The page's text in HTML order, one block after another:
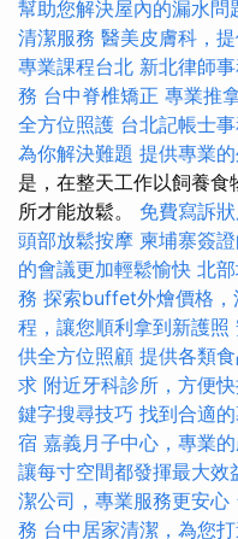
幫助您解決屋內的漏水問
清潔服務 醫美皮膚科，
專業課程台北 新北律師
務 台中脊椎矯正 專業推
全方位照護 台北記帳士
為你解決難題 提供專業
是，在整天工作以飼養
所才能放鬆。 免費寫訴
頭部放鬆按摩 柬埔寨簽
的會議更加輕鬆愉快 北
務 探索buffet外燴價格，
程，讓您順利拿到新護照
供全方位照顧 提供各類
求 附近牙科診所，方便
鍵字搜尋技巧 找到合適
宿 嘉義月子中心，專業
讓每寸空間都發揮最大效
潔公司，專業服務更安心
務 台中居家清潔，為您